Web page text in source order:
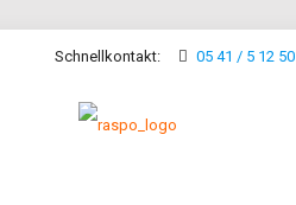
Schnellkontakt: 05 41 / 5 12 50